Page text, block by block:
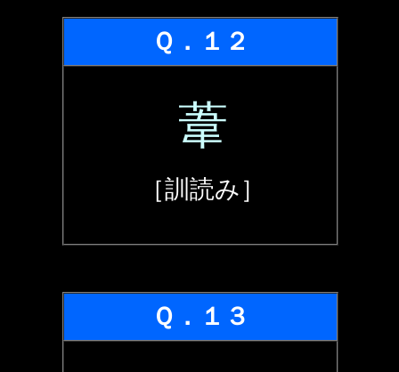
Ｑ．１２
葦
［訓読み］
Ｑ．１３